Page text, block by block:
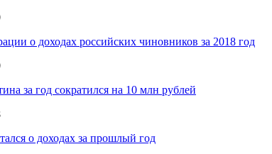
о доходах российских чиновников за 2018 год
за год сократился на 10 млн рублей
о доходах за прошлый год